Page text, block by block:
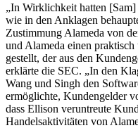
„In Wirklichkeit hatten
wie in den Anklagen
Zustimmung Alameda von
und Alameda einen
gestellt, der aus den
erklärte die SEC. „In den
Wang und Singh den
ermöglichte, Kundengelder
dass Ellison veruntreute
Handelsaktivitäten von